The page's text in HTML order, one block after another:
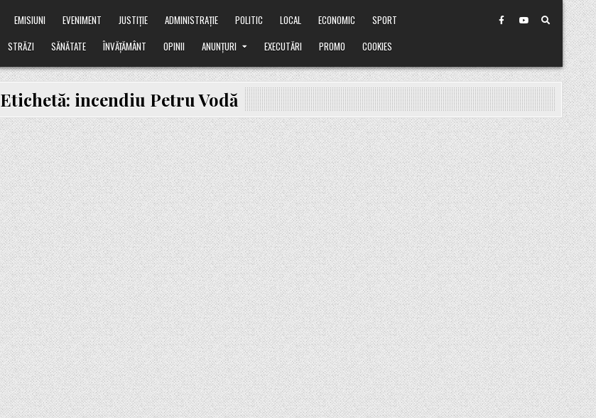
EMISIUNI EVENIMENT JUSTIȚIE ADMINISTRAȚIE POLITIC LOCAL ECONOMIC
SPORT
STRĂZI SĂNĂTATE ÎNVĂȚĂMÂNT OPINII ANUNȚURI EXECUTĂRI PROMO COOKIES
Etichetă: incendiu Petru Vodă